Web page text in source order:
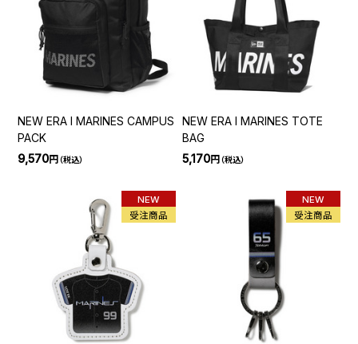
NEW ERA I MARINES CAMPUS
PACK
9,570円（税込）
NEW ERA I MARINES TOTE
BAG
5,170円（税込）
NEW
受注商品
NEW
受注商品